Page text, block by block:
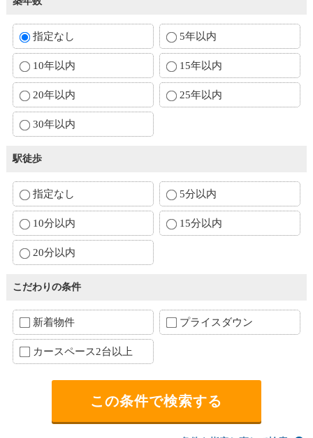
指定なし 5年以内
10年以内 15年以内
20年以内 25年以内
30年以内
駅徒歩
指定なし 5分以内
10分以内 15分以内
20分以内
こだわりの条件
新着物件 プライスダウン
カースペース2台以上